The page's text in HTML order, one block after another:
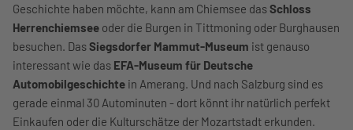
Geschichte haben möchte, kann am Chiemsee dasSchloss
Herrenchiemsee oder die Burgen in Tittmoning oder Burghausen
besuchen. DasSiegsdorfer Mammut-Museum ist genauso
interessant wie das EFA-Museum für Deutsche
Automobilgeschichte in Amerang. Und nach Salzburg sind es
gerade einmal 30 Autominuten - dort könnt ihr natürlich perfekt
Einkaufen oder die Kulturschätze der Mozartstadt erkunden.